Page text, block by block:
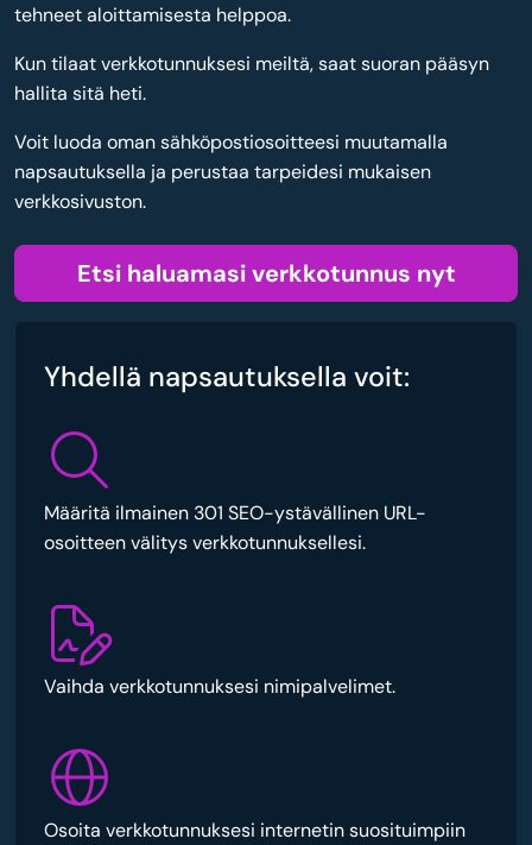
tehneet aloittamisesta helppoa.
Kun tilaat verkkotunnuksesi meiltä, saat suoran pääsyn
hallita sitä heti.
Voit luoda oman sähköpostiosoitteesi muutamalla
napsautuksella ja perustaa tarpeidesi mukaisen
verkkosivuston.
Etsi haluamasi verkkotunnus nyt
Yhdellä napsautuksella voit:
Määritä ilmainen 301 SEO-ystävällinen URL-
osoitteen välitys verkkotunnuksellesi.
Vaihda verkkotunnuksesi nimipalvelimet.
Osoita verkkotunnuksesi internetin suosituimpiin